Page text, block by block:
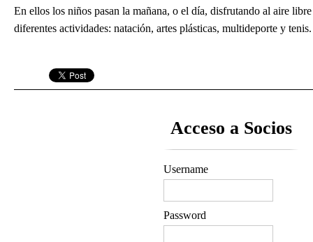
En ellos los niños pasan la mañana, o el día, disfrutando al aire
diferentes actividades: natación, artes plásticas, multideporte y tenis.
Acceso a Socios
Username
Password